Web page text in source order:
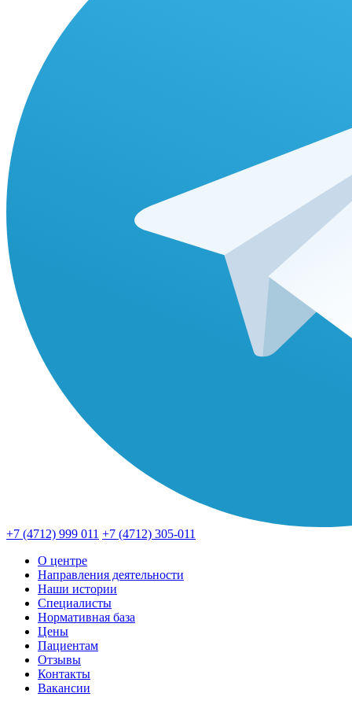
+7 (4712) 999 011 +7 (4712) 305-011
О центре
Направления деятельности
Наши истории
Специалисты
Нормативная база
Цены
Пациентам
Отзывы
Контакты
Вакансии